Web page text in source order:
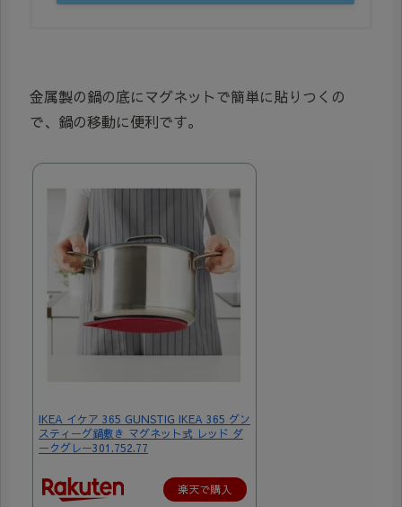
金属製の鍋の底にマグネットで簡単に貼りつくの
で、鍋の移動に便利です。
IKEA イケア 365 GUNSTIG IKEA 365 グン
スティーグ鍋敷き マグネット式 レッド ダ
ークグレー301.752.77
楽天で購入